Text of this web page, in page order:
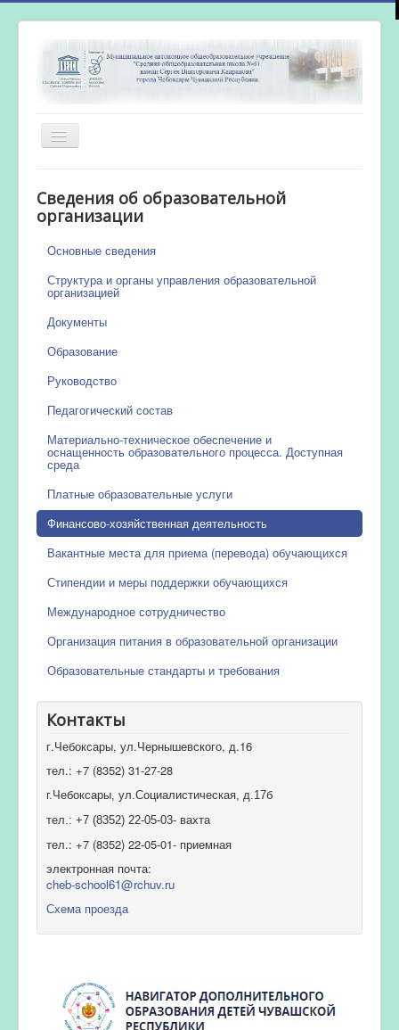
Включить/
выключить
Новости
Сведения об образовательной
организации
Основные сведения
Структура и органы управления образовательной
организацией
Документы
Образование
Руководство
Педагогический состав
Материально-техническое обеспечение и
оснащенность образовательного процесса. Доступная
среда
Платные образовательные услуги
Финансово-хозяйственная деятельность
Вакантные места для приема (перевода) обучающихся
Стипендии и меры поддержки обучающихся
Международное сотрудничество
Организация питания в образовательной организации
Образовательные стандарты и требования
Контакты
г.Чебоксары, ул.Чернышевского, д.16
тел.: +7 (8352) 31-27-28
г.Чебоксары, ул.Социалистическая, д.17б
тел.: +7 (8352) 22-05-03- вахта
тел.: +7 (8352) 22-05-01- приемная
электронная почта:
cheb-school61@rchuv.ru
Схема проезда